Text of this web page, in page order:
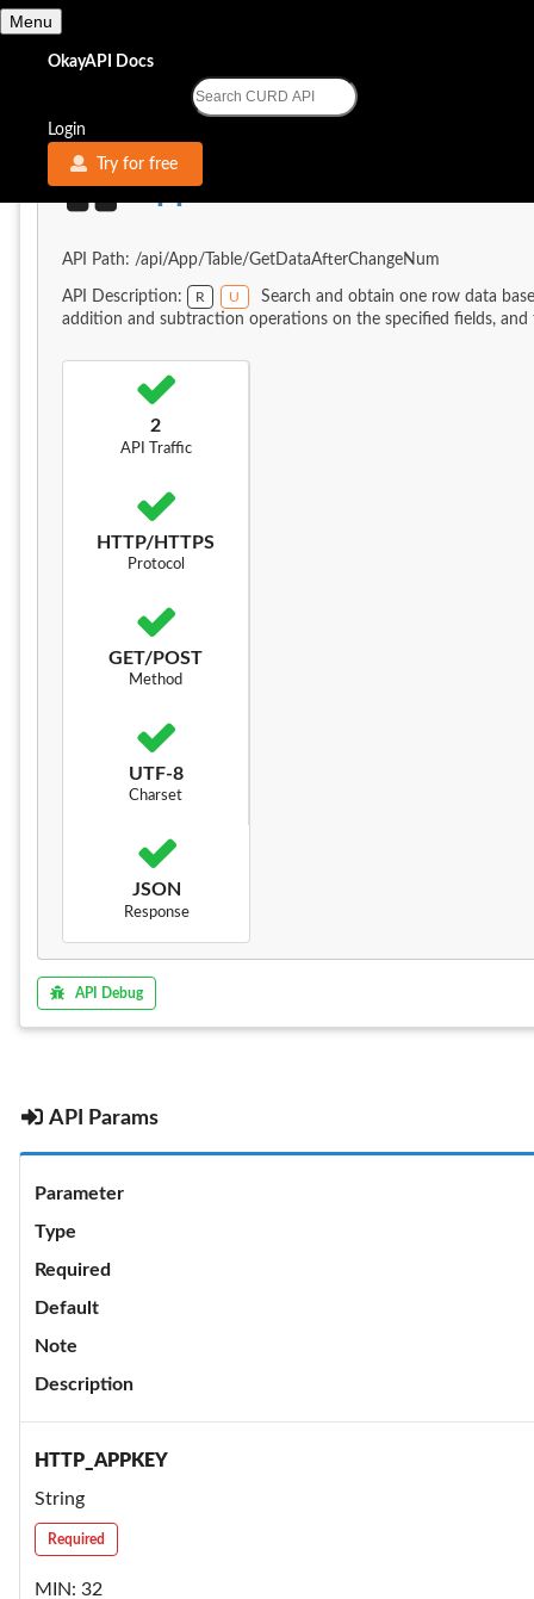
Menu
OkayAPI Docs
Login
Try for free
API Path: /api/App/Table/GetDataAfterChangeNum
API Description: R U
Search and obtain one row data
addition and subtraction operations on the specified fields,
2
API Traffic
HTTP/HTTPS
Protocol
GET/POST
Method
UTF-8
Charset
JSON
Response
API Debug
API Params
Parameter
Type
Required
Default
Note
Description
HTTP_APPKEY
String
Required
MIN: 32